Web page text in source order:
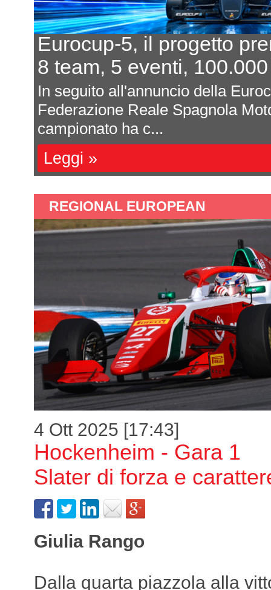
5, il progetto prende
5 eventi, 100.000 euro
all'annuncio della Eurocup-5
Reale Spagnola Motorsport
ha c...
»
REGIONAL EUROPEAN
4 Ott 2025 [17:43]
Hockenheim - Gara 1
Slater di forza e
Giulia Rango
Dalla quarta piazzola alla